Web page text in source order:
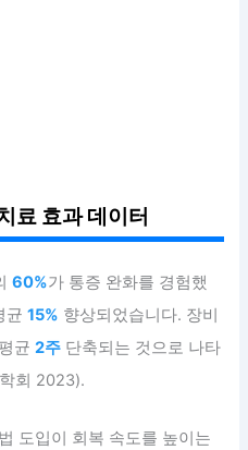
료 효과 데이터
60%가 통증 완화를 경험했
균15% 향상되었습니다. 장비
균2주 단축되는 것으로 나타
회 2023).
도입이 회복 속도를 높이는